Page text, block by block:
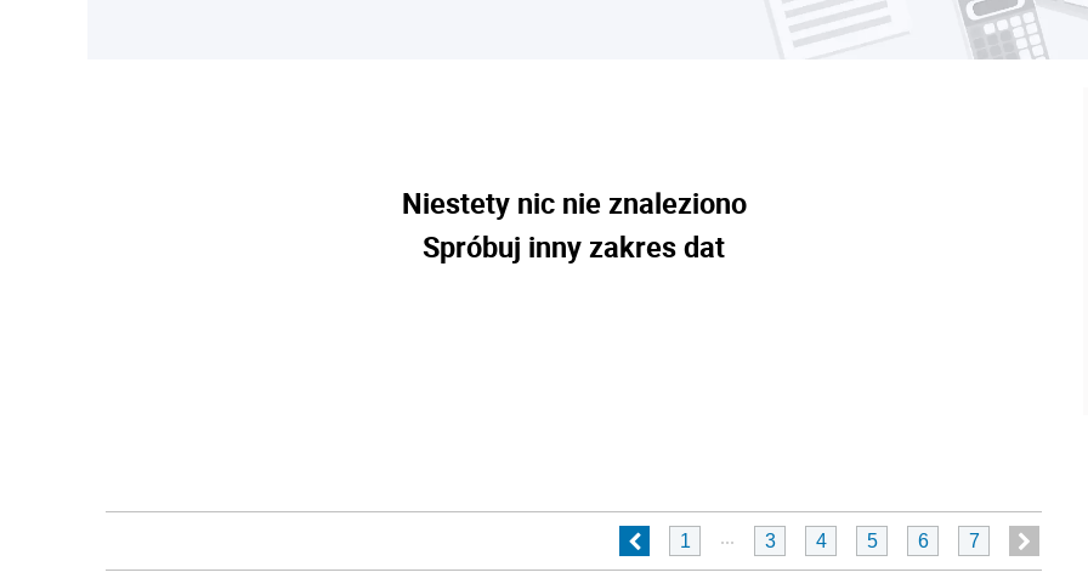
Niestety nic nie znaleziono
Spróbuj inny zakres dat
1 ... 3 4 5 6 7